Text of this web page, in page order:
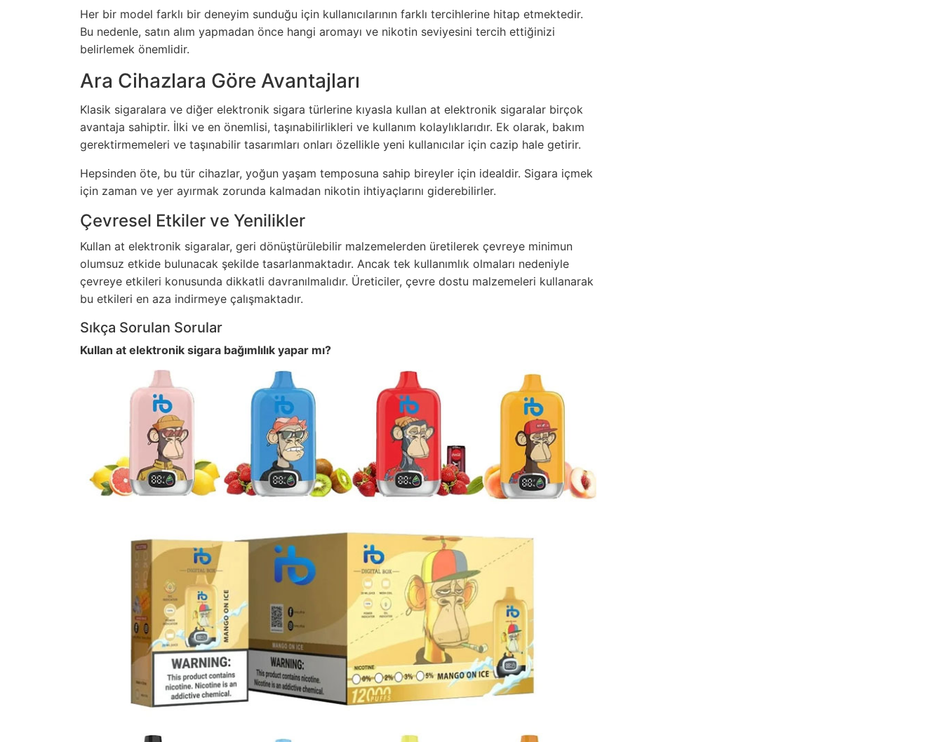
Her bir model farklı bir deneyim sunduğu için kullanıcılarının farklı tercihlerine hitap etmektedir.
Bu nedenle, satın alım yapmadan önce hangi aromayı ve nikotin seviyesini tercih ettiğinizi
belirlemek önemlidir.
Ara Cihazlara Göre Avantajları
Klasik sigaralara ve diğer elektronik sigara türlerine kıyasla kullan at elektronik sigaralar birçok
avantaja sahiptir. İlki ve en önemlisi, taşınabilirlikleri ve kullanım kolaylıklarıdır. Ek olarak, bakım
gerektirmemeleri ve taşınabilir tasarımları onları özellikle yeni kullanıcılar için cazip hale getirir.
Hepsinden öte, bu tür cihazlar, yoğun yaşam temposuna sahip bireyler için idealdir. Sigara içmek
için zaman ve yer ayırmak zorunda kalmadan nikotin ihtiyaçlarını giderebilirler.
Çevresel Etkiler ve Yenilikler
Kullan at elektronik sigaralar, geri dönüştürülebilir malzemelerden üretilerek çevreye minimun
olumsuz etkide bulunacak şekilde tasarlanmaktadır. Ancak tek kullanımlık olmaları nedeniyle
çevreye etkileri konusunda dikkatli davranılmalıdır. Üreticiler, çevre dostu malzemeleri kullanarak
bu etkileri en aza indirmeye çalışmaktadır.
Sıkça Sorulan Sorular
Kullan at elektronik sigara bağımlılık yapar mı?